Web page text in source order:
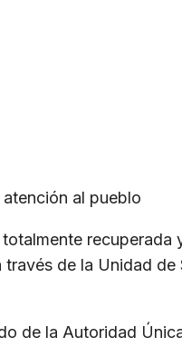
al pueblo
de la Unidad
de la Autoridad